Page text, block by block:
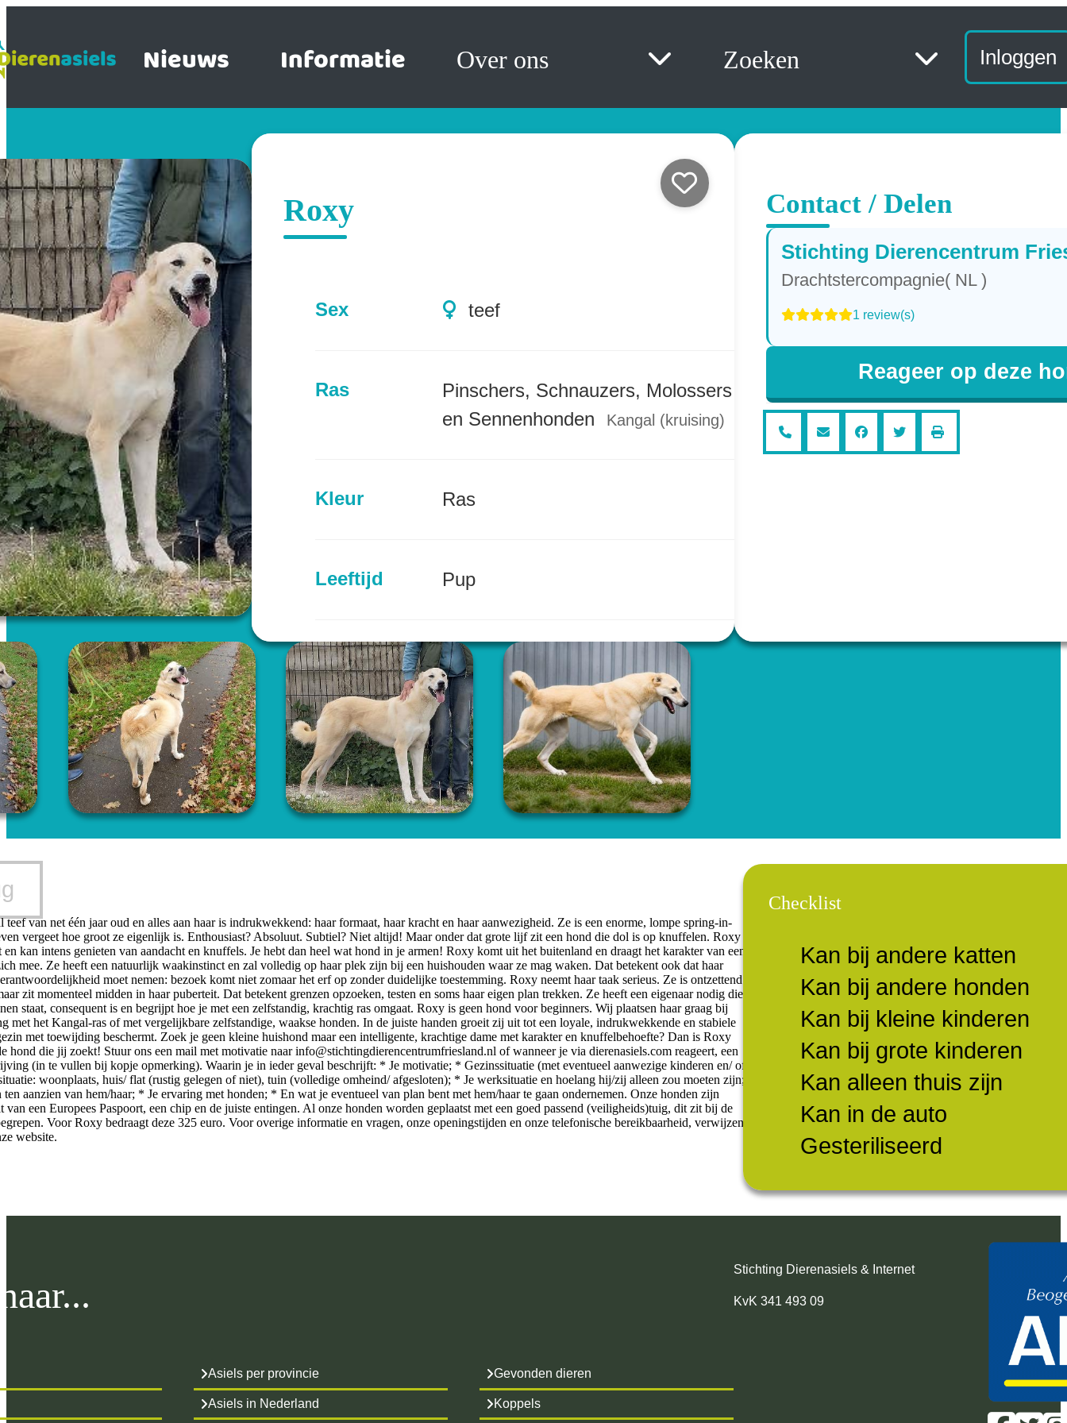
Nieuws Informatie Over ons Zoeken Inloggen
Roxy
Sex teef
Ras
Pinschers, Schnauzers, Molossers
en Sennenhonden
Kangal (kruising)
Kleur Ras
Leeftijd Pup
Provincie Friesland (NL)
Contact / Delen
Stichting Dierencentrum
Drachtstercompagnie( NL )
1 review(s)
Reageer op deze
teef van net één jaar oud en alles aan haar is indrukwekkend: haar formaat, haar kracht en haar aanwezigheid. Ze is een enorme, lompe spring-in-
vergeet hoe groot ze eigenlijk is. Enthousiast? Absoluut. Subtiel? Niet altijd! Maar onder dat grote lijf zit een hond die dol is op knuffelen. Roxy
en kan intens genieten van aandacht en knuffels. Je hebt dan heel wat hond in je armen! Roxy komt uit het buitenland en draagt het karakter van een
mee. Ze heeft een natuurlijk waakinstinct en zal volledig op haar plek zijn bij een huishouden waar ze mag waken. Dat betekent ook dat haar
moet nemen: bezoek komt niet zomaar het erf op zonder duidelijke toestemming. Roxy neemt haar taak serieus. Ze is ontzettend
zit momenteel midden in haar puberteit. Dat betekent grenzen opzoeken, testen en soms haar eigen plan trekken. Ze heeft een eigenaar nodig die
staat, consequent is en begrijpt hoe je met een zelfstandig, krachtig ras omgaat. Roxy is geen hond voor beginners. Wij plaatsen haar graag bij
met het Kangal-ras of met vergelijkbare zelfstandige, waakse honden. In de juiste handen groeit zij uit tot een loyale, indrukwekkende en stabiele
met toewijding beschermt. Zoek je geen kleine huishond maar een intelligente, krachtige dame met karakter en knuffelbehoefte? Dan is Roxy
hond die jij zoekt! Stuur ons een mail met motivatie naarinfo@stichtingdierencentrumfriesland.nl of wanneer je via dierenasiels.com reageert, een
(in te vullen bij kopje opmerking). Waarin je in ieder geval beschrijft: * Je motivatie; * Gezinssituatie (met eventueel aanwezige kinderen en/ of
woonplaats, huis/ flat (rustig gelegen of niet), tuin (volledige omheind/ afgesloten); * Je werksituatie en hoelang hij/zij alleen zou moeten zijn;
aanzien van hem/haar; * Je ervaring met honden; * En wat je eventueel van plan bent met hem/haar te gaan ondernemen. Onze honden zijn
van een Europees Paspoort, een chip en de juiste entingen. Al onze honden worden geplaatst met een goed passend (veiligheids)tuig, dit zit bij de
Voor Roxy bedraagt deze 325 euro. Voor overige informatie en vragen, onze openingstijden en onze telefonische bereikbaarheid, verwijzen
website.
Checklist
Kan bij andere katten
Kan bij andere honden
Kan bij kleine kinderen
Kan bij grote kinderen
Kan alleen thuis zijn
Kan in de auto
Gesteriliseerd
Asiels per provincie
Asiels in Nederland
Gevonden dieren
Koppels
Stichting Dierenasiels & Internet
KvK 341 493 09